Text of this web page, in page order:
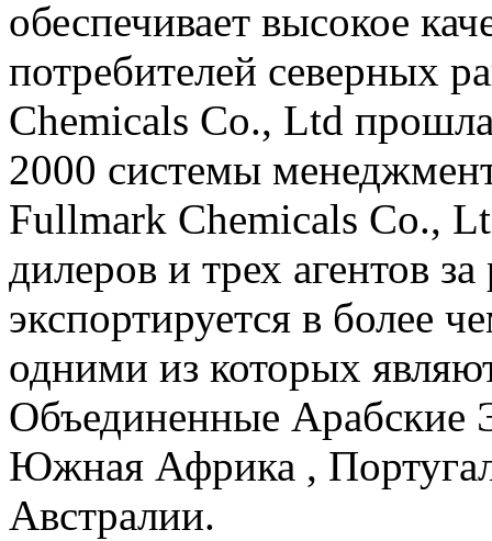
обеспечивает высокое
потребителей северных
Chemicals Co., Ltd
2000 системы
Fullmark Chemicals Co.,
дилеров и трех агентов
экспортируется в более
одними из которых
Объединенные Арабские
Южная Африка ,
Австралии.